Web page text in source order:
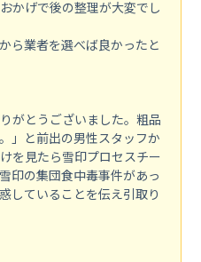
かげで後の整理が大変でし
ら業者を選べば良かったと
がとうございました。粗品
」と前出の男性スタッフか
を見たら雪印プロセスチー
印の集団食中毒事件があっ
していることを伝え引取り